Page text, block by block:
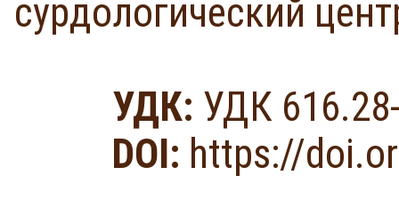
сурдологический
УДК: УДК
DOI: https://